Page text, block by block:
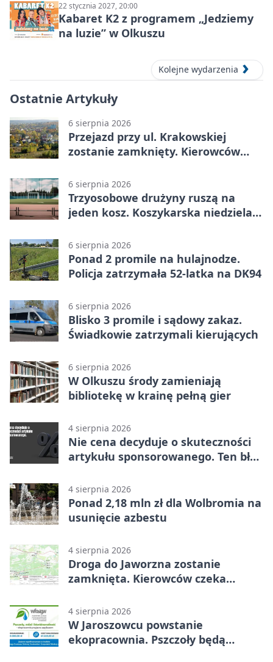
22 stycznia 2027, 20:00
Kabaret K2 z programem „Jedziemy
na luzie” w Olkuszu
Kolejne wydarzenia
Ostatnie Artykuły
6 sierpnia 2026
Przejazd przy ul. Krakowskiej
zostanie zamknięty. Kierowców
6 sierpnia 2026
Trzyosobowe drużyny ruszą na
jeden kosz. Koszykarska niedziela
6 sierpnia 2026
Ponad 2 promile na hulajnodze.
Policja zatrzymała 52-latka na DK94
6 sierpnia 2026
Blisko 3 promile i sądowy zakaz.
Świadkowie zatrzymali kierujących
6 sierpnia 2026
W Olkuszu środy zamieniają
bibliotekę w krainę pełną gier
4 sierpnia 2026
Nie cena decyduje o skuteczności
artykułu sponsorowanego. Ten błąd
4 sierpnia 2026
Ponad 2,18 mln zł dla Wolbromia na
usunięcie azbestu
4 sierpnia 2026
Droga do Jaworzna zostanie
zamknięta. Kierowców czeka
4 sierpnia 2026
W Jaroszowcu powstanie
ekopracownia. Pszczoły będą